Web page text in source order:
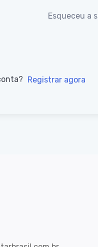
Esqueceu a
Registrar agora